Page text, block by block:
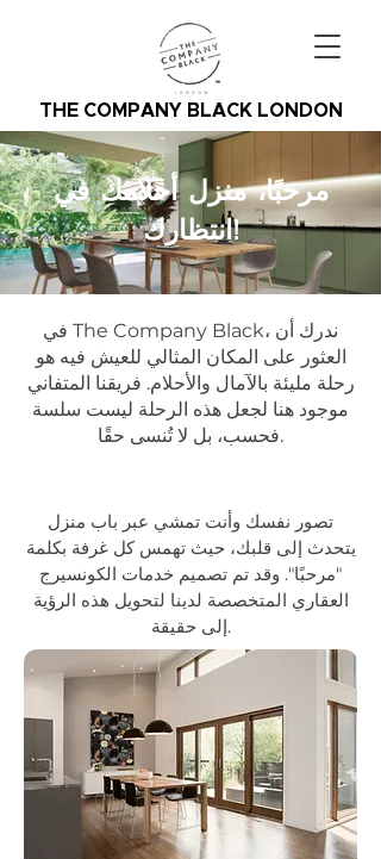
THE COMPANY BLACK LONDON
مرحبًا، منزل أحلامك في
انتظارك!
في The Company Black، ندرك أن
العثور على المكان المثالي للعيش فيه هو
رحلة مليئة بالآمال والأحلام. فريقنا المتفاني
موجود هنا لجعل هذه الرحلة ليست سلسة
فحسب، بل لا تُنسى حقًا.
تصور نفسك وأنت تمشي عبر باب منزل
يتحدث إلى قلبك، حيث تهمس كل غرفة بكلمة
"مرحبًا". وقد تم تصميم خدمات الكونسيرج
العقاري المتخصصة لدينا لتحويل هذه الرؤية
إلى حقيقة.